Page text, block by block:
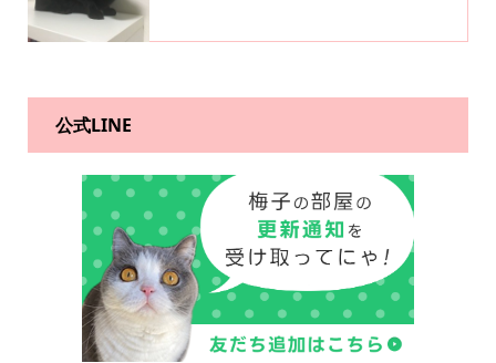
公式LINE